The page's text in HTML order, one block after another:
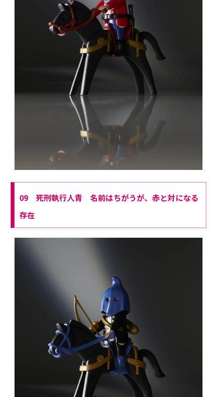
09 死刑執行人青 名前はちがうが、赤と対になる
存在